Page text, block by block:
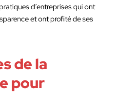
d’entreprises qui ont
et ont profité de ses
de la
pour